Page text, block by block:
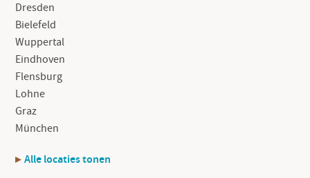
Dresden
Bielefeld
Wuppertal
Eindhoven
Flensburg
Lohne
Graz
München
Alle locaties tonen